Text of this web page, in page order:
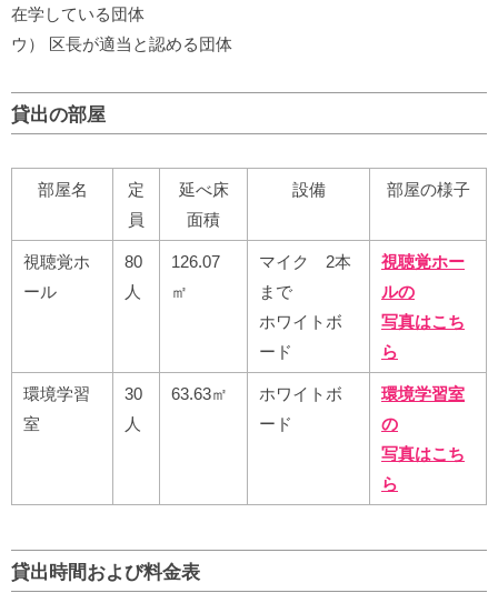
在学している団体
ウ） 区長が適当と認める団体
貸出の部屋
部屋名
定
員
延べ床
面積
設備 部屋の様子
視聴覚ホ
ール
80
人
126.07
㎡
マイク 2本
まで
ホワイトボ
ード
視聴覚ホー
ルの
写真はこち
ら
環境学習
室
30
人
63.63㎡
ホワイトボ
ード
環境学習室
の
写真はこち
ら
貸出時間および料金表